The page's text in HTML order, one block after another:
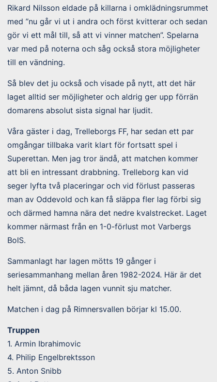
Rikard Nilsson eldade på killarna i omklädningsrummet
med ”nu går vi ut i andra och först kvitterar och sedan
gör vi ett mål till, så att vi vinner matchen”. Spelarna
var med på noterna och såg också stora möjligheter
till en vändning.
Så blev det ju också och visade på nytt, att det här
laget alltid ser möjligheter och aldrig ger upp förrän
domarens absolut sista signal har ljudit.
Våra gäster i dag, Trelleborgs FF, har sedan ett par
omgångar tillbaka varit klart för fortsatt spel i
Superettan. Men jag tror ändå, att matchen kommer
att bli en intressant drabbning. Trelleborg kan vid
seger lyfta två placeringar och vid förlust passeras
man av Oddevold och kan få släppa fler lag förbi sig
och därmed hamna nära det nedre kvalstrecket. Laget
kommer närmast från en 1-0-förlust mot Varbergs
BoIS.
Sammanlagt har lagen mötts 19 gånger i
seriesammanhang mellan åren 1982-2024. Här är det
helt jämnt, då båda lagen vunnit sju matcher.
Matchen i dag på Rimnersvallen börjar kl 15.00.
Truppen
1. Armin Ibrahimovic
4. Philip Engelbrektsson
5. Anton Snibb